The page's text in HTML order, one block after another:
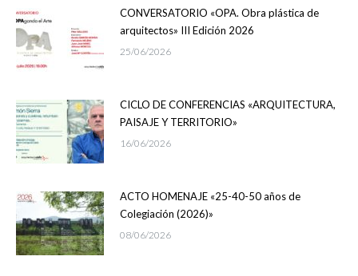
CONVERSATORIO «OPA. Obra plástica de
arquitectos» III Edición 2026
25/06/2026
CICLO DE CONFERENCIAS «ARQUITECTURA,
PAISAJE Y TERRITORIO»
16/06/2026
ACTO HOMENAJE «25-40-50 años de
Colegiación (2026)»
08/06/2026